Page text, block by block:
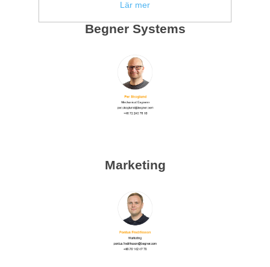
Begner Systems
Marketing
Lär mer